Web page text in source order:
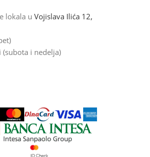
lokala u Vojislava Ilića 12,
i nedelja)